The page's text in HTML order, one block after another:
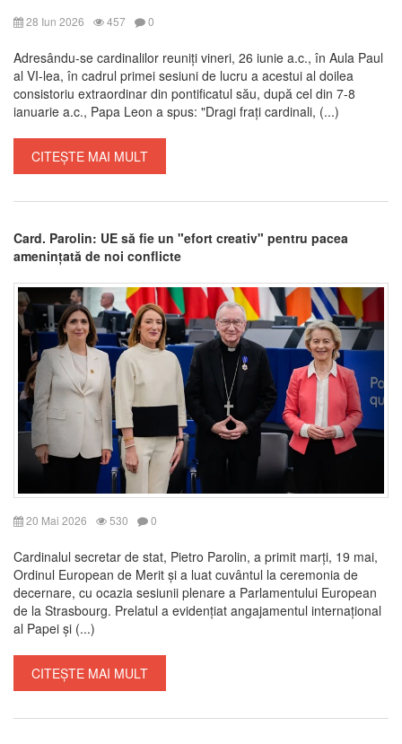
28 Iun 2026 457 0
Adresându-se cardinalilor reuniți vineri, 26 iunie a.c., în Aula Paul
al VI-lea, în cadrul primei sesiuni de lucru a acestui al doilea
consistoriu extraordinar din pontificatul său, după cel din 7-8
ianuarie a.c., Papa Leon a spus: "Dragi frați cardinali, (...)
CITEȘTE MAI MULT
Card. Parolin: UE să fie un "efort creativ" pentru pacea
amenințată de noi conflicte
20 Mai 2026 530 0
Cardinalul secretar de stat, Pietro Parolin, a primit marți, 19 mai,
Ordinul European de Merit și a luat cuvântul la ceremonia de
decernare, cu ocazia sesiunii plenare a Parlamentului European
de la Strasbourg. Prelatul a evidențiat angajamentul internațional
al Papei și (...)
CITEȘTE MAI MULT